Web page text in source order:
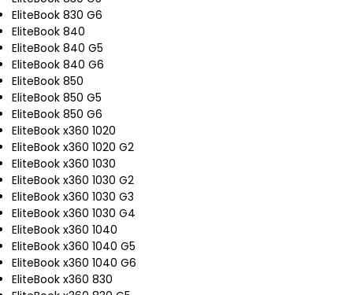
EliteBook 830 G6
EliteBook 840
EliteBook 840 G5
EliteBook 840 G6
EliteBook 850
EliteBook 850 G5
EliteBook 850 G6
EliteBook x360 1020
EliteBook x360 1020 G2
EliteBook x360 1030
EliteBook x360 1030 G2
EliteBook x360 1030 G3
EliteBook x360 1030 G4
EliteBook x360 1040
EliteBook x360 1040 G5
EliteBook x360 1040 G6
EliteBook x360 830